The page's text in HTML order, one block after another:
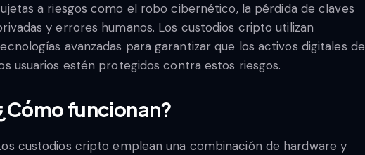
a riesgos como el robo cibernético, la pérdida de claves
y errores humanos. Los custodios cripto utilizan
avanzadas para garantizar que los activos digitales de
usuarios estén protegidos contra estos riesgos.
funcionan?
custodios cripto emplean una combinación de hardware y